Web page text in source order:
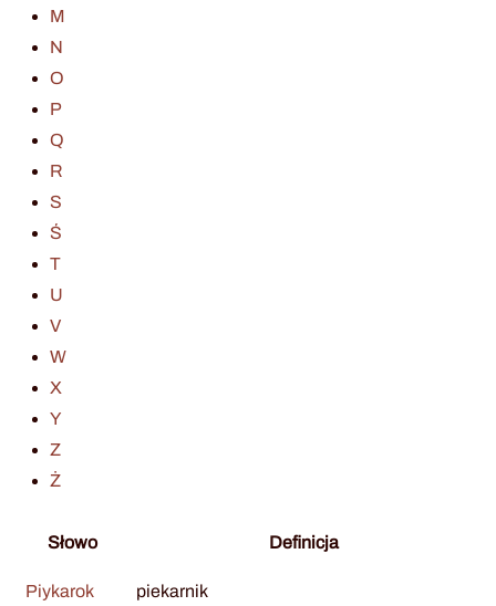
M
N
O
P
Q
R
S
Ś
T
U
V
W
X
Y
Z
Ż
Słowo Definicja
Piykarok piekarnik